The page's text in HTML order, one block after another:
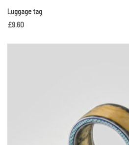
Luggage tag
£9.60